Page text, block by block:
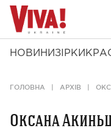
НОВИНИ ЗІРКИ
ГОЛОВНА АРХІВ
Оксана